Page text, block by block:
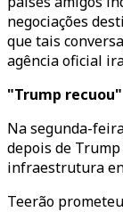
negociações
que tais
agência oficial
"Trump recuou"
Na segunda-
depois de
infraestrutura
Teerão